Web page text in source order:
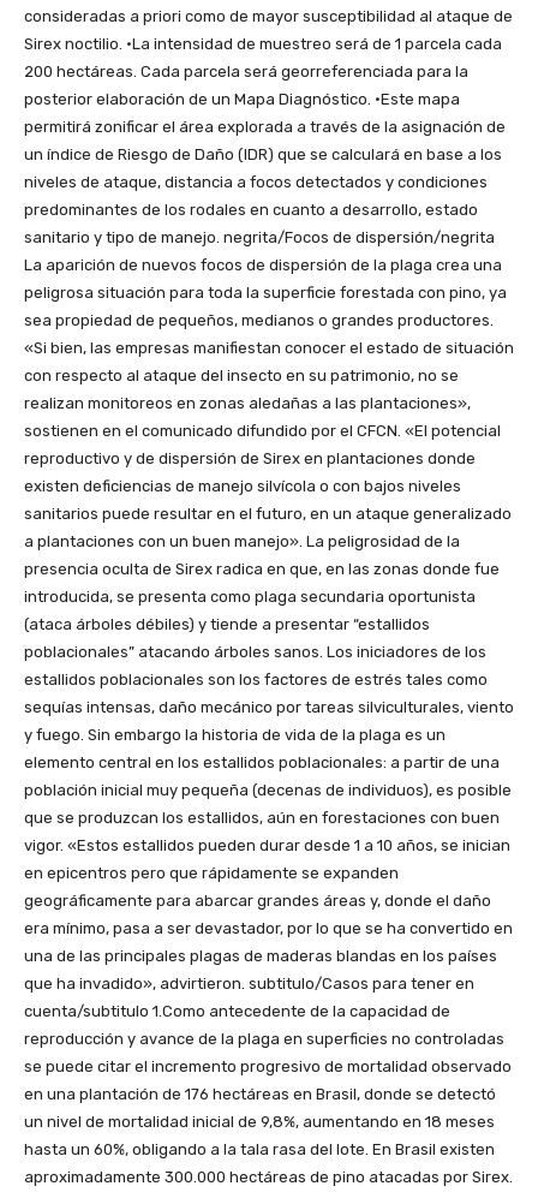
consideradas a priori como de mayor susceptibilidad al ataque de
Sirex noctilio. •La intensidad de muestreo será de 1 parcela cada
200 hectáreas. Cada parcela será georreferenciada para la
posterior elaboración de un Mapa Diagnóstico. •Este mapa
permitirá zonificar el área explorada a través de la asignación de
un índice de Riesgo de Daño (IDR) que se calculará en base a los
niveles de ataque, distancia a focos detectados y condiciones
predominantes de los rodales en cuanto a desarrollo, estado
sanitario y tipo de manejo. negrita/Focos de dispersión/negrita
La aparición de nuevos focos de dispersión de la plaga crea una
peligrosa situación para toda la superficie forestada con pino, ya
sea propiedad de pequeños, medianos o grandes productores.
«Si bien, las empresas manifiestan conocer el estado de situación
con respecto al ataque del insecto en su patrimonio, no se
realizan monitoreos en zonas aledañas a las plantaciones»,
sostienen en el comunicado difundido por el CFCN. «El potencial
reproductivo y de dispersión de Sirex en plantaciones donde
existen deficiencias de manejo silvícola o con bajos niveles
sanitarios puede resultar en el futuro, en un ataque generalizado
a plantaciones con un buen manejo». La peligrosidad de la
presencia oculta de Sirex radica en que, en las zonas donde fue
introducida, se presenta como plaga secundaria oportunista
(ataca árboles débiles) y tiende a presentar “estallidos
poblacionales” atacando árboles sanos. Los iniciadores de los
estallidos poblacionales son los factores de estrés tales como
sequías intensas, daño mecánico por tareas silviculturales, viento
y fuego. Sin embargo la historia de vida de la plaga es un
elemento central en los estallidos poblacionales: a partir de una
población inicial muy pequeña (decenas de individuos), es posible
que se produzcan los estallidos, aún en forestaciones con buen
vigor. «Estos estallidos pueden durar desde 1 a 10 años, se inician
en epicentros pero que rápidamente se expanden
geográficamente para abarcar grandes áreas y, donde el daño
era mínimo, pasa a ser devastador, por lo que se ha convertido en
una de las principales plagas de maderas blandas en los países
que ha invadido», advirtieron. subtitulo/Casos para tener en
cuenta/subtitulo 1.Como antecedente de la capacidad de
reproducción y avance de la plaga en superficies no controladas
se puede citar el incremento progresivo de mortalidad observado
en una plantación de 176 hectáreas en Brasil, donde se detectó
un nivel de mortalidad inicial de 9,8%, aumentando en 18 meses
hasta un 60%, obligando a la tala rasa del lote. En Brasil existen
aproximadamente 300.000 hectáreas de pino atacadas por Sirex.